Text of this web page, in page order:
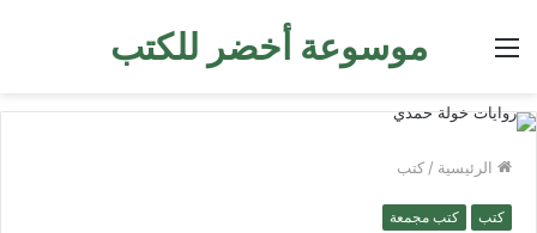
موسوعة أخضر للكتب القائمة
الرئيسية / كتب
كتب كتب مجمعة